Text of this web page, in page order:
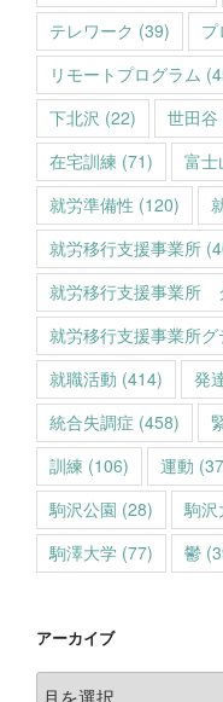
テレワーク (39) プ
リモートプログラム
下北沢 (22) 世田谷
在宅訓練 (71) 富士
就労準備性 (120)
就労移行支援事業所
就労移行支援事業所
就労移行支援事業所グ
就職活動 (414) 発
統合失調症 (458)
訓練 (106) 運動
駒沢公園 (28) 駒沢
駒澤大学 (77) 鬱
アーカイブ
ア